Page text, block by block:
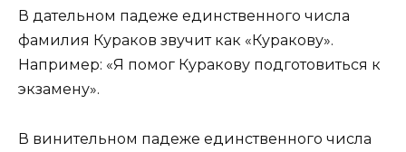
В дательном падеже единственного числа
фамилия Кураков звучит как «Куракову».
Например: «Я помог Куракову подготовиться к
экзамену».
В винительном падеже единственного числа